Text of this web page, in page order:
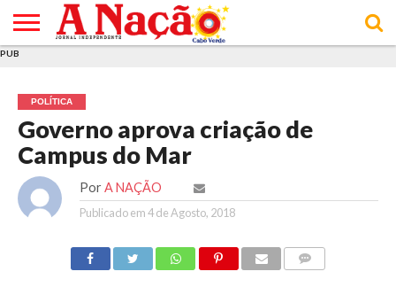
E DE
COOKIES
DE
UTILIZAÇÃO
PUB
POLÍTICA
Governo aprova criação de
Campus do Mar
Por A NAÇÃO
Publicado em4 de Agosto, 2018